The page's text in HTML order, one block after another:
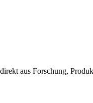
aus Forschung,